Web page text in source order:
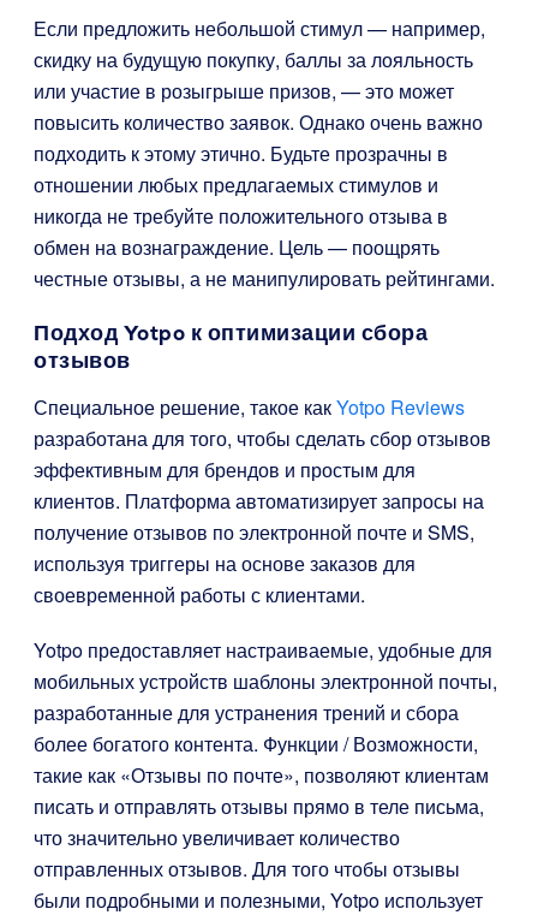
Если предложить небольшой стимул — например,
скидку на будущую покупку, баллы за лояльность
или участие в розыгрыше призов, — это может
повысить количество заявок. Однако очень важно
подходить к этому этично. Будьте прозрачны в
отношении любых предлагаемых стимулов и
никогда не требуйте положительного отзыва в
обмен на вознаграждение. Цель — поощрять
честные отзывы, а не манипулировать рейтингами.
Подход Yotpo к оптимизации сбора
отзывов
Специальное решение, такое какYotpo Reviews
разработана для того, чтобы сделать сбор отзывов
эффективным для брендов и простым для
клиентов. Платформа автоматизирует запросы на
получение отзывов по электронной почте и SMS,
используя триггеры на основе заказов для
своевременной работы с клиентами.
Yotpo предоставляет настраиваемые, удобные для
мобильных устройств шаблоны электронной почты,
разработанные для устранения трений и сбора
более богатого контента. Функции / Возможности,
такие как «Отзывы по почте», позволяют клиентам
писать и отправлять отзывы прямо в теле письма,
что значительно увеличивает количество
отправленных отзывов. Для того чтобы отзывы
были подробными и полезными, Yotpo использует